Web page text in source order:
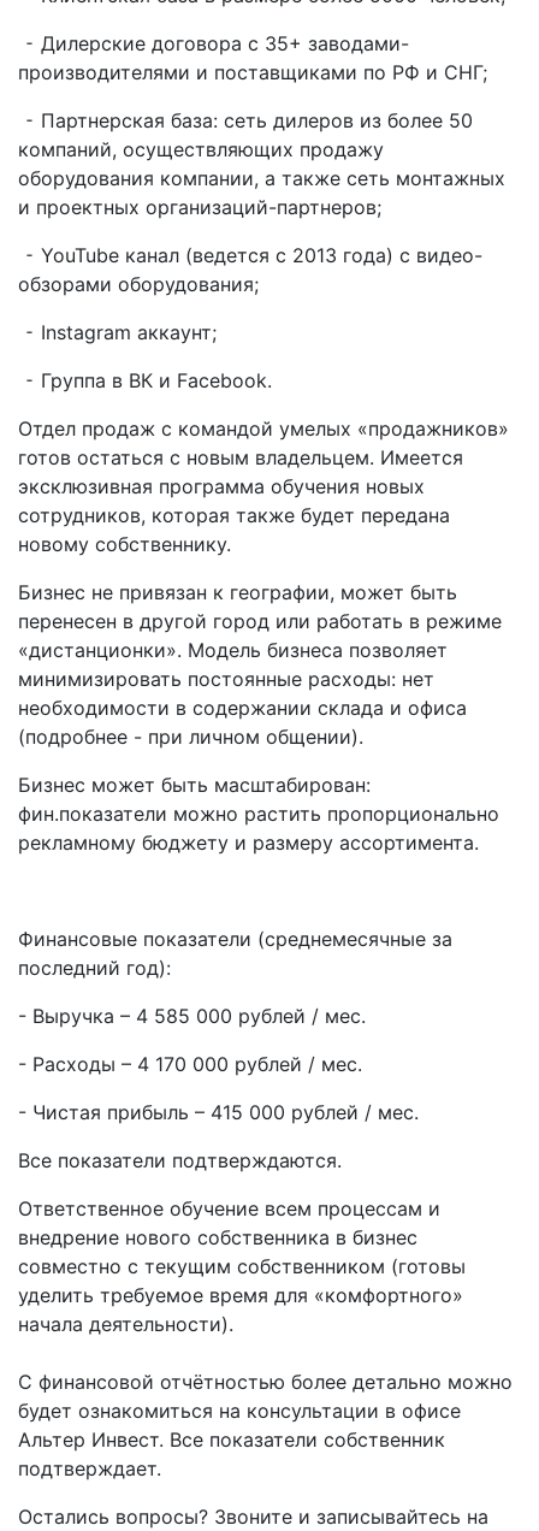
⁃ Дилерские договора с 35+ заводами-
производителями и поставщиками по РФ и СНГ;
⁃ Партнерская база: сеть дилеров из более 50
компаний, осуществляющих продажу
оборудования компании, а также сеть монтажных
и проектных организаций-партнеров;
⁃ YouTube канал (ведется с 2013 года) с видео-
обзорами оборудования;
⁃ Instagram аккаунт;
⁃ Группа в ВК и Facebook.
Отдел продаж с командой умелых «продажников»
готов остаться с новым владельцем. Имеется
эксклюзивная программа обучения новых
сотрудников, которая также будет передана
новому собственнику.
Бизнес не привязан к географии, может быть
перенесен в другой город или работать в режиме
«дистанционки». Модель бизнеса позволяет
минимизировать постоянные расходы: нет
необходимости в содержании склада и офиса
(подробнее - при личном общении).
Бизнес может быть масштабирован:
фин.показатели можно растить пропорционально
рекламному бюджету и размеру ассортимента.
Финансовые показатели (среднемесячные за
последний год):
- Выручка – 4 585 000 рублей / мес.
- Расходы – 4 170 000 рублей / мес.
- Чистая прибыль – 415 000 рублей / мес.
Все показатели подтверждаются.
Ответственное обучение всем процессам и
внедрение нового собственника в бизнес
совместно с текущим собственником (готовы
уделить требуемое время для «комфортного»
начала деятельности).
С финансовой отчётностью более детально можно
будет ознакомиться на консультации в офисе
Альтер Инвест. Все показатели собственник
подтверждает.
Остались вопросы? Звоните и записывайтесь на